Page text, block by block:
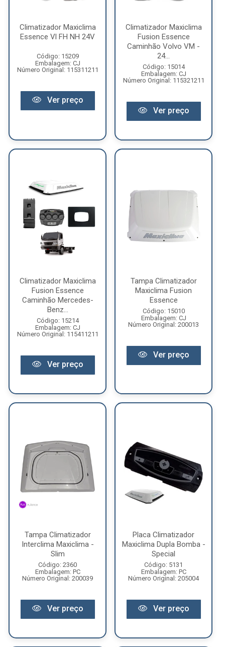
Climatizador Maxiclima
Essence Vl FH NH 24V
Código: 15209
Embalagem: CJ
Número Original: 115311211
Ver preço
Climatizador Maxiclima
Fusion Essence
Caminhão Volvo VM -
24...
Código: 15014
Embalagem: CJ
Número Original: 115321211
Ver preço
Climatizador Maxiclima
Fusion Essence
Caminhão Mercedes-
Benz...
Código: 15214
Embalagem: CJ
Número Original: 115411211
Ver preço
Tampa Climatizador
Maxiclima Fusion
Essence
Código: 15010
Embalagem: CJ
Número Original: 200013
Ver preço
Tampa Climatizador
Interclima Maxiclima -
Slim
Código: 2360
Embalagem: PC
Número Original: 200039
Ver preço
Placa Climatizador
Maxiclima Dupla Bomba -
Special
Código: 5131
Embalagem: PC
Número Original: 205004
Ver preço